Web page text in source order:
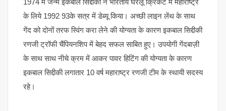
के लिये 1992 93के सत्र में डेब्यू किया। अच्छी लाइन लेंथ के साथ
गेंद को दोनों तरफ स्विंग करा लेने की योग्यता के कारण इकबाल सिद्दीकी
रणजी ट्रॉफी चैंपियनशिप में बेहद सफल साबित हुए। उपयोगी गेंदबाज़ी
के साथ साथ नीचे क्रम में आकर पावर हिटिंग की योग्यता के कारण
इकबाल सिद्दीकी लगातार 10 वर्ष महाराष्ट्र रणजी टीम के स्थायी सदस्य
रहे।